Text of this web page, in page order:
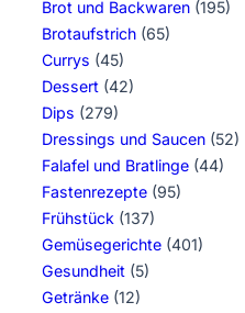
Brot und Backwaren (195)
Brotaufstrich (65)
Currys (45)
Dessert (42)
Dips (279)
Dressings und Saucen (52)
Falafel und Bratlinge (44)
Fastenrezepte (95)
Frühstück (137)
Gemüsegerichte (401)
Gesundheit (5)
Getränke (12)